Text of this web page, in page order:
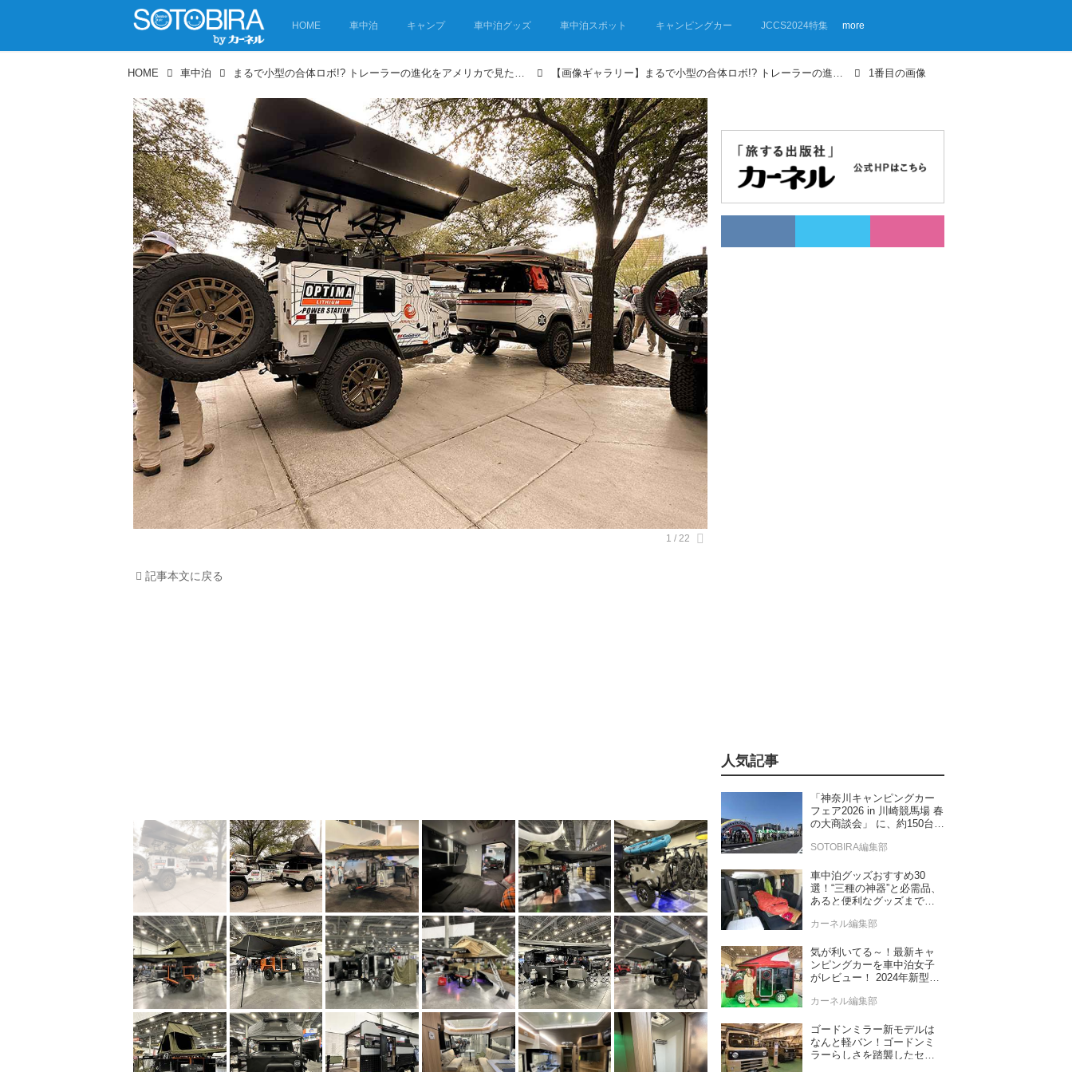
HOME 車中泊 キャンプ 車中泊グッズ 車中泊スポット キャンピングカー JCCS2024特集 more
HOME 車中泊 まるで小型の合体ロボ!? トレーラーの進化をアメリカで見た！コンパクトで機能満載、オーニングはバットマンのウイング化!? 【画像ギャラリー】まるで小型の合体ロボ!? トレーラーの進化をアメリカで見た！SEMAショーレポート 1番目の画像
記事本文に戻る
人気記事
「神奈川キャンピングカー
フェア2026 in 川崎競馬場 春
の大商談会」 に、約150台の
SOTOBIRA編集部
車中泊グッズおすすめ30
選！“三種の神器”と必需品、
あると便利なグッズまで車
カーネル編集部
気が利いてる～！最新キャ
ンピングカーを車中泊女子
がレビュー！ 2024年新型モ
カーネル編集部
ゴードンミラー新モデルは
なんと軽バン！ゴードンミ
ラーらしさを踏襲したセン